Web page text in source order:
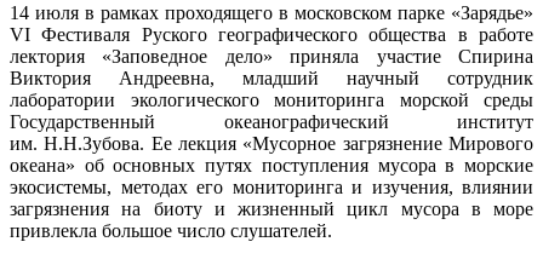
14 июля в рамках проходящего в московском парке «Зарядье»
VI Фестиваля Руского географического общества в работе
лектория «Заповедное дело» приняла участие Спирина
Виктория Андреевна, младший научный сотрудник
лаборатории экологического мониторинга морской среды
Государственный океанографический институт
им. Н.Н.Зубова. Ее лекция «Мусорное загрязнение Мирового
океана» об основных путях поступления мусора в морские
экосистемы, методах его мониторинга и изучения, влиянии
загрязнения на биоту и жизненный цикл мусора в море
привлекла большое число слушателей.